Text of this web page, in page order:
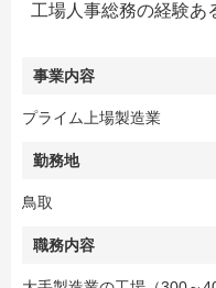
工場人事総務の経験あ
事業内容
プライム上場製造業
勤務地
鳥取
職務内容